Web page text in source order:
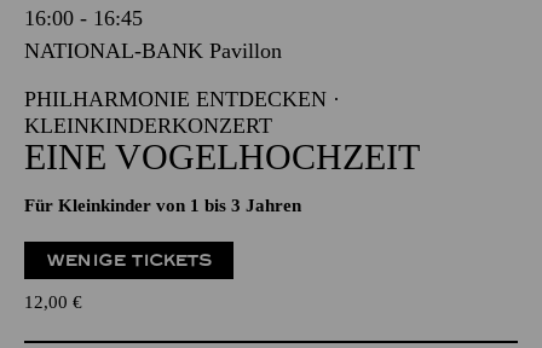
16:00 - 16:45
NATIONAL-BANK Pavillon
PHILHARMONIE ENTDECKEN ·
KLEINKINDERKONZERT
EINE VOGELHOCHZEIT
Für Kleinkinder von 1 bis 3 Jahren
WENIGE TICKETS
12,00 €